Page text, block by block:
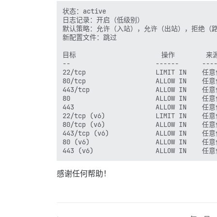
状态：active
日志记录：开启（低级别）
默认策略：允许（入站），允许（出站），拒绝（
新配置文件：跳过
目标                      操作        来
--                      ------      ----
22/tcp                  LIMIT IN    任意
80/tcp                  ALLOW IN    任意
443/tcp                 ALLOW IN    任意
80                      ALLOW IN    任意
443                     ALLOW IN    任意
22/tcp (v6)             LIMIT IN    任意
80/tcp (v6)             ALLOW IN    任意
443/tcp (v6)            ALLOW IN    任意
80 (v6)                 ALLOW IN    任意
感谢任何帮助！